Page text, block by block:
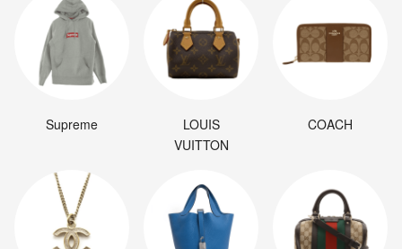
Supreme
LOUIS
VUITTON
COACH